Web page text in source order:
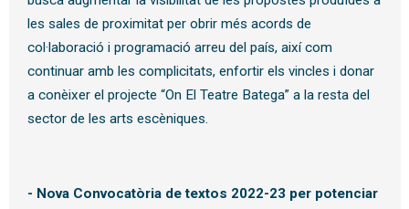
les sales de proximitat per obrir més acords de
col·laboració i programació arreu del país, així com
continuar amb les complicitats, enfortir els vincles i donar
a conèixer el projecte “On El Teatre Batega” a la resta del
sector de les arts escèniques.
- Nova Convocatòria de textos 2022-23 per potenciar